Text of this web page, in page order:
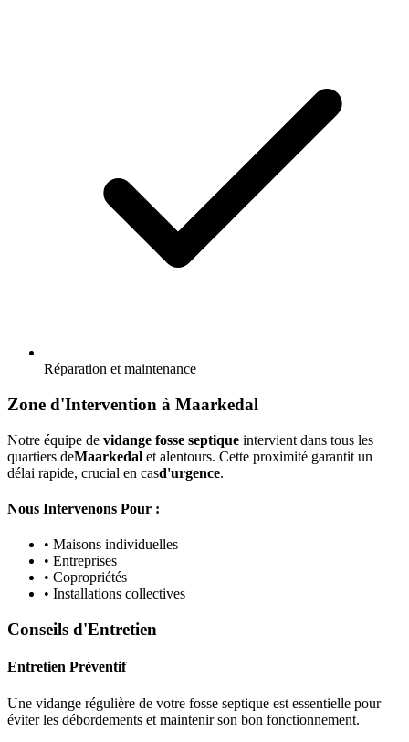
Réparation et maintenance
Zone d'Intervention à Maarkedal
Notre équipe de vidange fosse septique intervient dans tous les
quartiers deMaarkedal et alentours. Cette proximité garantit un
délai rapide, crucial en casd'urgence.
Nous Intervenons Pour :
• Maisons individuelles
• Entreprises
• Copropriétés
• Installations collectives
Conseils d'Entretien
Entretien Préventif
Une vidange régulière de votre fosse septique est essentielle pour
éviter les débordements et maintenir son bon fonctionnement.